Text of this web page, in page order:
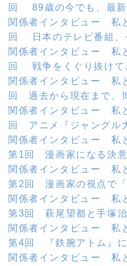
回 89歳の今でも、最新
関係者インタビュー
回 日本のテレビ番組、
関係者インタビュー
回 戦争をくぐり抜けて
関係者インタビュー
回 過去から現在まで、
関係者インタビュー
回 アニメ『ジャングル
関係者インタビュー
第1回 漫画家になる決意
関係者インタビュー
第2回 漫画家の視点で「
関係者インタビュー
第3回 萩尾望都と手塚
関係者インタビュー
第4回 『鉄腕アトム』
関係者インタビュー